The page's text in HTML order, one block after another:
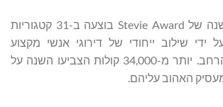
בחירת מעסיקי השנה של Stevie Award בוצעה ב-31 קטגוריות
ידי שילוב ייחודי של דירוגי אנשי מקצוע
והצבעות הציבור הרחב. יותר מ-34,000 קולות הצביעו השנה על
האהוב עליהם.